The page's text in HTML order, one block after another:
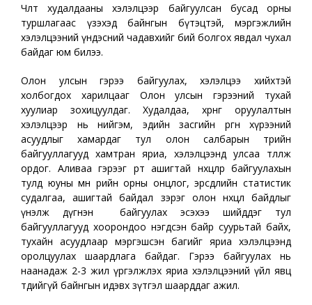
Чөлөөт худалдааны хэлэлцээр байгуулсан бусад орны
туршлагаас үзэхэд байнгын бүтэцтэй, мэргэжлийн
хэлэлцээний үндэсний чадавхийг бий болгох явдал чухал
байдаг юм билээ.
Олон улсын гэрээ байгуулах, хэлэлцээ хийхтэй
холбогдох харилцааг Олон улсын гэрээний тухай
хуулиар зохицуулдаг. Худалдаа, хөрөнгө оруулалтын
хэлэлцээр нь нийгэм, эдийн засгийн өргөн хүрээний
асуудлыг хамардаг тул олон салбарын төрийн
байгууллагууд хамтран яриа, хэлэлцээнд улсаа төлөөлж
ордог. Аливаа гэрээг өөрт ашигтай нөхцөлөөр байгуулахын
тулд юуны өмнө өөрийн орны онцлог, эрсдлийн статистик
судалгаа, ашигтай байдал зэрэг олон нөхцөл байдлыг
үнэлж дүгнэн байгуулах эсэхээ шийддэг тул
байгууллагууд хоорондоо нэгдсэн байр суурьтай байх,
тухайн асуудлаар мэргэшсэн багийг яриа хэлэлцээнд
оролцуулах шаардлага байдаг. Гэрээ байгуулах нь
наанадаж 2-3 жил үргэлжлэх яриа хэлэлцээний үйл явц
төдийгүй байнгын идэвх зүтгэл шаарддаг ажил.